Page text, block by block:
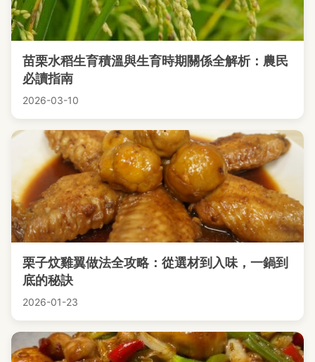
苗栗水稻生育積溫與生育時期關係全解析：農民
必讀指南
2026-03-10
栗子炆雞翼做法全攻略：從選材到入味，一鍋到
底的秘訣
2026-01-23